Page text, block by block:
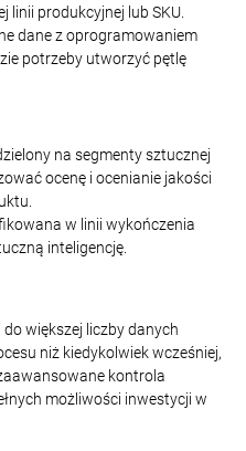
linii produkcyjnej lub SKU.
dane z oprogramowaniem
potrzeby utworzyć pętlę
na segmenty sztucznej
ocenę i ocenianie jakości
w linii wykończenia
inteligencję.
większej liczby danych
niż kiedykolwiek wcześniej,
kontrola
możliwości inwestycji w